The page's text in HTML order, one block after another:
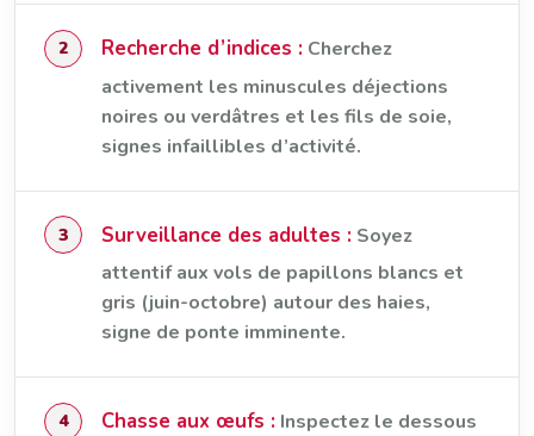
Recherche d’indices : Cherchez
activement les minuscules déjections
noires ou verdâtres et les fils de soie,
signes infaillibles d’activité.
Surveillance des adultes : Soyez
attentif aux vols de papillons blancs et
gris (juin-octobre) autour des haies,
signe de ponte imminente.
Chasse aux œufs : Inspectez le dessous